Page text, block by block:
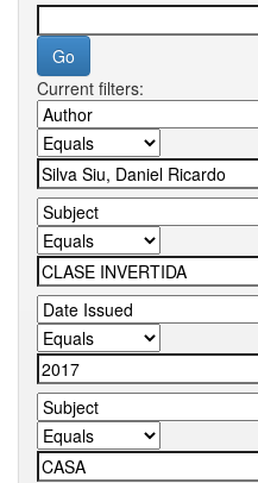
Current filters: